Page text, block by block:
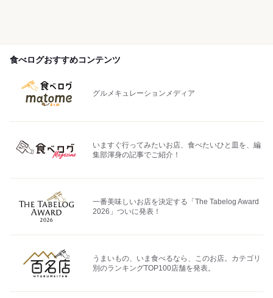
食べログおすすめコンテンツ
グルメキュレーションメディア
いますぐ行ってみたいお店、食べたいひと皿を、編
集部渾身の記事でご紹介！
一番美味しいお店を決定する「The Tabelog Award
2026」ついに発表！
うまいもの、いま食べるなら、このお店。カテゴリ
別のランキングTOP100店舗を発表。